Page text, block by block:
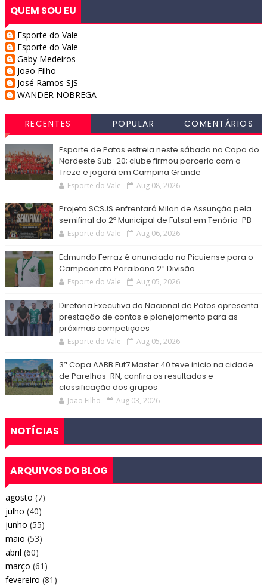
QUEM SOU EU
Esporte do Vale
Esporte do Vale
Gaby Medeiros
Joao Filho
José Ramos SJS
WANDER NOBREGA
RECENTES POPULAR COMENTÁRIOS
Esporte de Patos estreia neste sábado na Copa do
Nordeste Sub-20; clube firmou parceria com o
Treze e jogará em Campina Grande
Esporte do Vale Aug 08, 2026
Projeto SCSJS enfrentará Milan de Assunção pela
semifinal do 2º Municipal de Futsal em Tenório-PB
Esporte do Vale Aug 06, 2026
Edmundo Ferraz é anunciado na Picuiense para o
Campeonato Paraibano 2ª Divisão
Esporte do Vale Aug 05, 2026
Diretoria Executiva do Nacional de Patos apresenta
prestação de contas e planejamento para as
próximas competições
Esporte do Vale Aug 05, 2026
3ª Copa AABB Fut7 Master 40 teve inicio na cidade
de Parelhas-RN, confira os resultados e
classificação dos grupos
Joao Filho Aug 03, 2026
NOTÍCIAS
ARQUIVOS DO BLOG
agosto (7)
julho (40)
junho (55)
maio (53)
abril (60)
março (61)
fevereiro (81)